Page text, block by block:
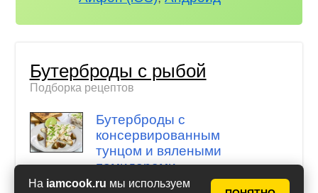
На iamcook.ru мы используем
Бутерброды с рыбой
Подборка рецептов
Бутерброды с
консервированным
тунцом и вялеными
помидорами